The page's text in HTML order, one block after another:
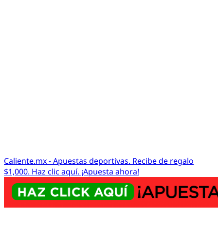
Caliente.mx - Apuestas deportivas. Recibe de regalo
$1,000. Haz clic aquí. ¡Apuesta ahora!